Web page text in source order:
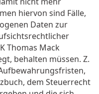
hiervon sind Fälle,
Daten zur
Thomas Mack
behalten müssen. Z.
dem Steuerrecht